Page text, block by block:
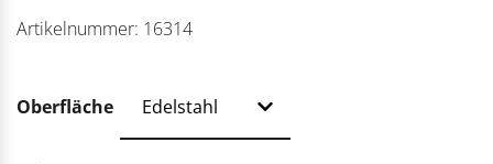
Artikelnummer: 16314
Oberfläche